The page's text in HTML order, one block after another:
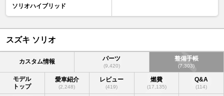
ソリオハイブリッド
スズキ ソリオ
カスタム情報 パーツ
(9,420)
整備手帳
(7,303)
モデル
トップ
愛車紹介
(2,248)
レビュー
(419)
燃費
(17,135)
Q&A
(114)